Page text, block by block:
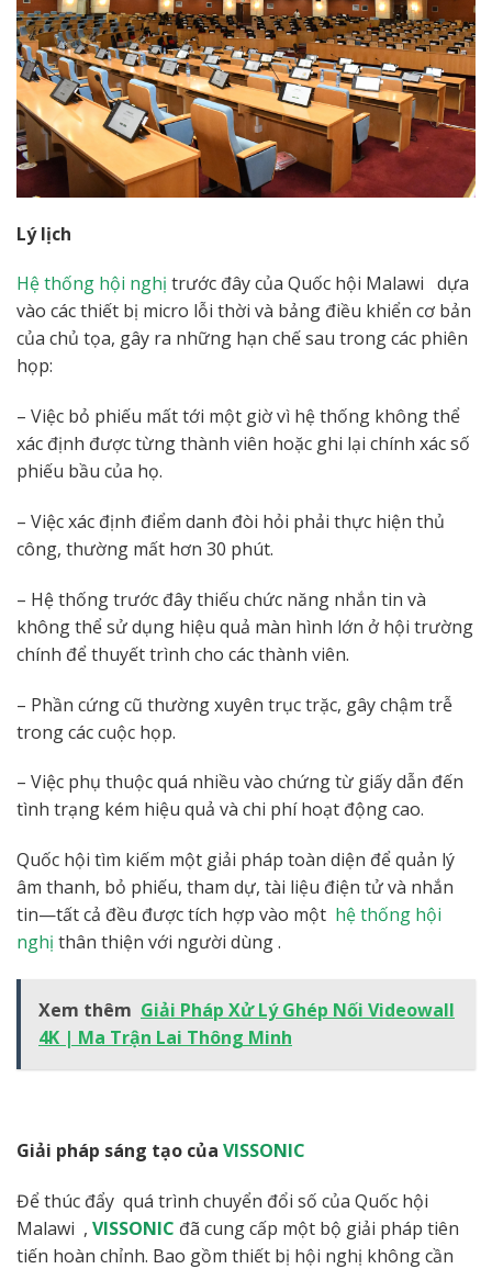
Lý lịch
Hệ thống hội nghị trước đây của Quốc hội Malawi dựa
vào các thiết bị micro lỗi thời và bảng điều khiển cơ bản
của chủ tọa, gây ra những hạn chế sau trong các phiên
họp:
– Việc bỏ phiếu mất tới một giờ vì hệ thống không thể
xác định được từng thành viên hoặc ghi lại chính xác số
phiếu bầu của họ.
– Việc xác định điểm danh đòi hỏi phải thực hiện thủ
công, thường mất hơn 30 phút.
– Hệ thống trước đây thiếu chức năng nhắn tin và
không thể sử dụng hiệu quả màn hình lớn ở hội trường
chính để thuyết trình cho các thành viên.
– Phần cứng cũ thường xuyên trục trặc, gây chậm trễ
trong các cuộc họp.
– Việc phụ thuộc quá nhiều vào chứng từ giấy dẫn đến
tình trạng kém hiệu quả và chi phí hoạt động cao.
Quốc hội tìm kiếm một giải pháp toàn diện để quản lý
âm thanh, bỏ phiếu, tham dự, tài liệu điện tử và nhắn
tin—tất cả đều được tích hợp vào một hệ thống hội
nghị thân thiện với người dùng .
Xem thêm Giải Pháp Xử Lý Ghép Nối Videowall
4K | Ma Trận Lai Thông Minh
Giải pháp sáng tạo của VISSONIC
Để thúc đẩy quá trình chuyển đổi số của Quốc hội
Malawi , VISSONIC đã cung cấp một bộ giải pháp tiên
tiến hoàn chỉnh. Bao gồm thiết bị hội nghị không cần